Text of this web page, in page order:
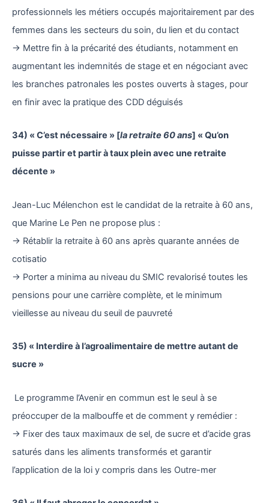
professionnels les métiers occupés majoritairement par des
femmes dans les secteurs du soin, du lien et du contact
→ Mettre fin à la précarité des étudiants, notamment en
augmentant les indemnités de stage et en négociant avec
les branches patronales les postes ouverts à stages, pour
en finir avec la pratique des CDD déguisés
34) « C’est nécessaire » [la retraite 60 ans] « Qu’on
puisse partir et partir à taux plein avec une retraite
décente »
Jean-Luc Mélenchon est le candidat de la retraite à 60 ans,
que Marine Le Pen ne propose plus :
→ Rétablir la retraite à 60 ans après quarante années de
cotisatio
→ Porter a minima au niveau du SMIC revalorisé toutes les
pensions pour une carrière complète, et le minimum
vieillesse au niveau du seuil de pauvreté
35) « Interdire à l’agroalimentaire de mettre autant de
sucre »
Le programme l’Avenir en commun est le seul à se
préoccuper de la malbouffe et de comment y remédier :
→ Fixer des taux maximaux de sel, de sucre et d’acide gras
saturés dans les aliments transformés et garantir
l’application de la loi y compris dans les Outre-mer